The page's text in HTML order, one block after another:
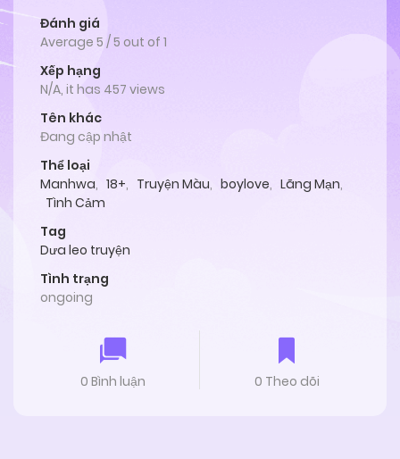
Đánh giá
Average 5 /5 out of 1
Xếp hạng
N/A, it has 457 views
Tên khác
Đang cập nhật
Thể loại
Manhwa, 18+, Truyện Màu, boylove, Lãng Mạn,
Tình Cảm
Tag
Dưa leo truyện
Tình trạng
ongoing
0 Bình luận 0 Theo dõi